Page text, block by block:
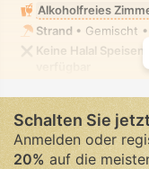
Alkoholfreies
Strand • Gemischt
Keine Halal
Schalten Sie
Anmelden oder
20%auf die